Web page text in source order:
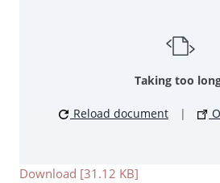
Taking too
Reload document |
Download [31.12 KB]